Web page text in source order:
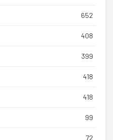
652
408
399
418
418
99
72